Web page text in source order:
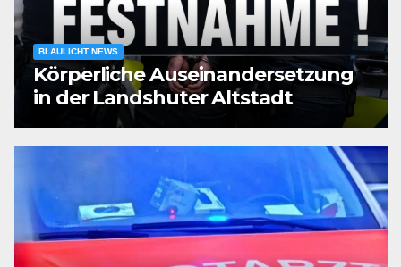
BLAULICHT NEWS
Körperliche Auseinandersetzung
in der Landshuter Altstadt